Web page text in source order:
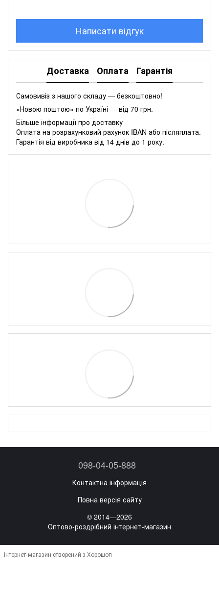
Написати відгук
Доставка Оплата Гарантія
Самовивіз з нашого складу — безкоштовно!
«Новою поштою» по Україні — від 70 грн.
Більше інформації про доставку
Оплата на розрахунковий рахунок IBAN або післяплата.
Гарантія від виробника від 14 днів до 1 року.
098-04-05-888
Контактна інформація
Повна версія сайту
© 2014—2026
Оптово-роздрібний інтернет-магазин
Інтернет-магазин створений з Хорошоп